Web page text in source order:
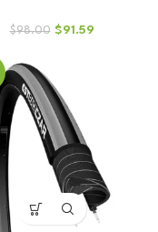
$98.00 El
era:
$98.00.
$91.59El